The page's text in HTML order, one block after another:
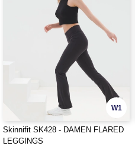
W1
Skinnifit SK428 - DAMEN FLARED
LEGGINGS